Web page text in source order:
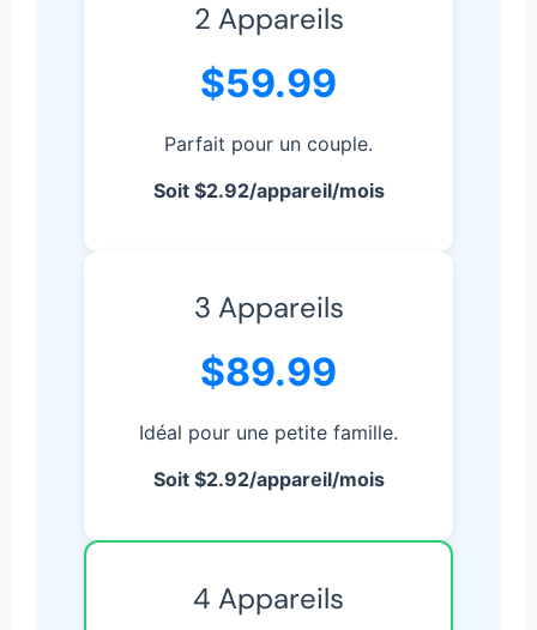
2 Appareils
$59.99
Parfait pour un couple.
Soit $2.92/appareil/mois
3 Appareils
$89.99
Idéal pour une petite famille.
Soit $2.92/appareil/mois
4 Appareils